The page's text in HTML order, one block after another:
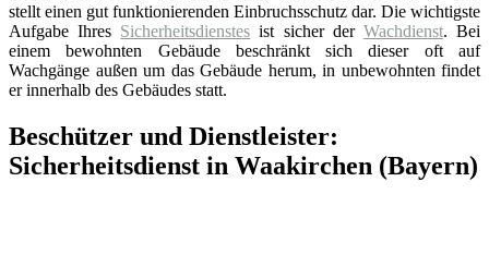
stellt einen gut funktionierenden Einbruchsschutz dar. Die wichtigste
Aufgabe Ihres Sicherheitsdienstes ist sicher der Wachdienst. Bei
einem bewohnten Gebäude beschränkt sich dieser oft auf
Wachgänge außen um das Gebäude herum, in unbewohnten findet
er innerhalb des Gebäudes statt.
Beschützer und Dienstleister:
Sicherheitsdienst in Waakirchen (Bayern)